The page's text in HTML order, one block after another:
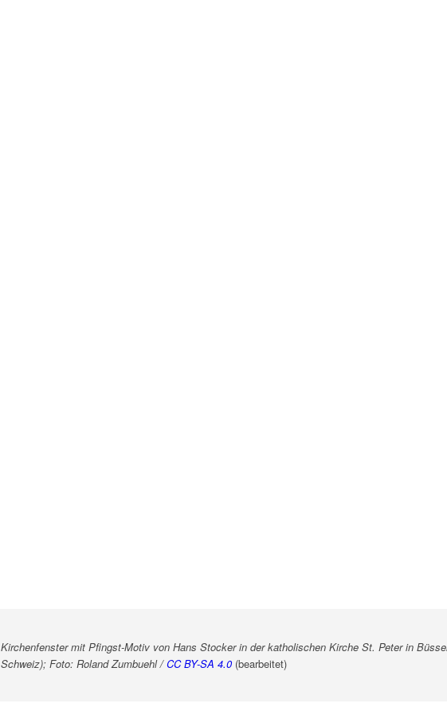
Kirchenfenster mit Pfingst-Motiv von Hans Stocker in der katholischen Kirche St. Peter in
Schweiz); Foto: Roland Zumbuehl /CC BY-SA 4.0 (bearbeitet)